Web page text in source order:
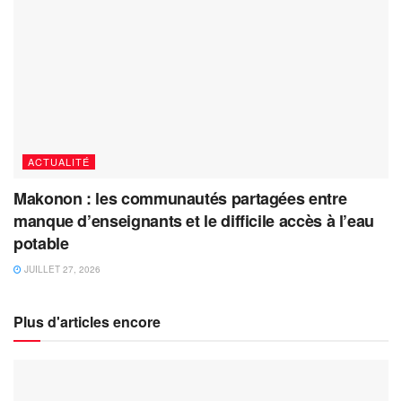
ACTUALITÉ
Makonon : les communautés partagées entre
manque d’enseignants et le difficile accès à l’eau
potable
JUILLET 27, 2026
Plus d'articles encore